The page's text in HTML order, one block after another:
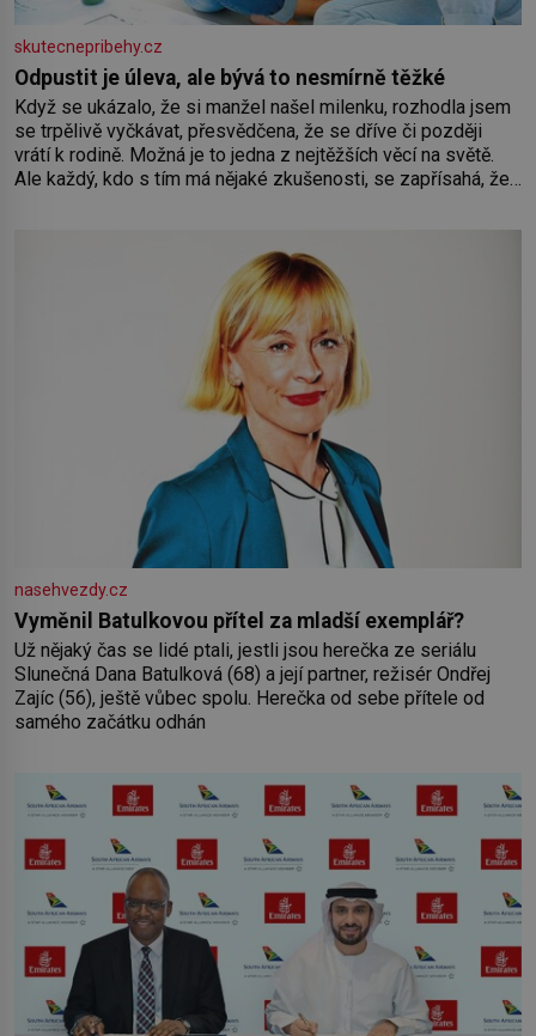
skutecnepribehy.cz
Odpustit je úleva, ale bývá to nesmírně těžké
Když se ukázalo, že si manžel našel milenku, rozhodla jsem
se trpělivě vyčkávat, přesvědčena, že se dříve či později
vrátí k rodině. Možná je to jedna z nejtěžších věcí na světě.
Ale každý, kdo s tím má nějaké zkušenosti, se zapřísahá, že
nasehvezdy.cz
Vyměnil Batulkovou přítel za mladší exemplář?
Už nějaký čas se lidé ptali, jestli jsou herečka ze seriálu
Slunečná Dana Batulková (68) a její partner, režisér Ondřej
Zajíc (56), ještě vůbec spolu. Herečka od sebe přítele od
samého začátku odhán